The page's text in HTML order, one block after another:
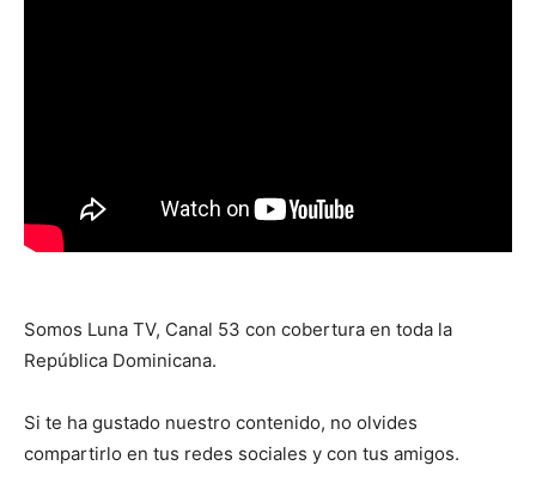
Somos Luna TV, Canal 53 con cobertura en toda la
República Dominicana.
Si te ha gustado nuestro contenido, no olvides
compartirlo en tus redes sociales y con tus amigos.